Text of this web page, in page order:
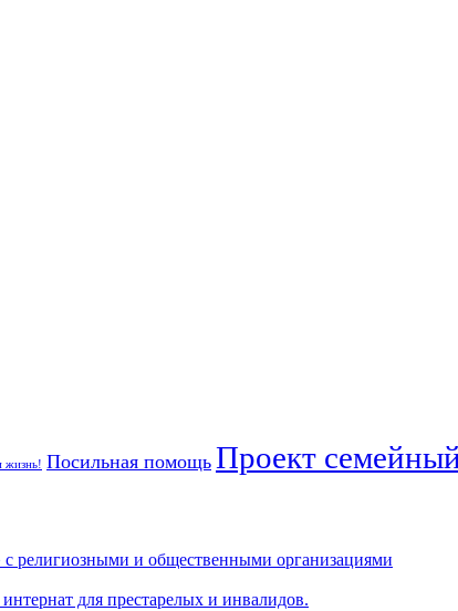
жизнь! Посильная помощь Проект
религиозными и общественными организациями
для престарелых и инвалидов.